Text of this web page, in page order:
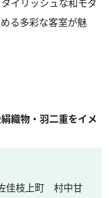
イリッシュな和モダ
る多彩な客室が魅
織物・羽二重をイメ
佳枝上町 村中甘